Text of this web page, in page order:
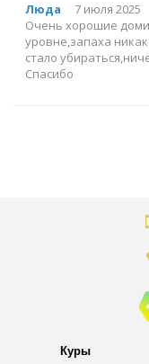
Люда
7 июля 2025
Очень хорошие
уровне,запаха
стало
Спасибо
Куры